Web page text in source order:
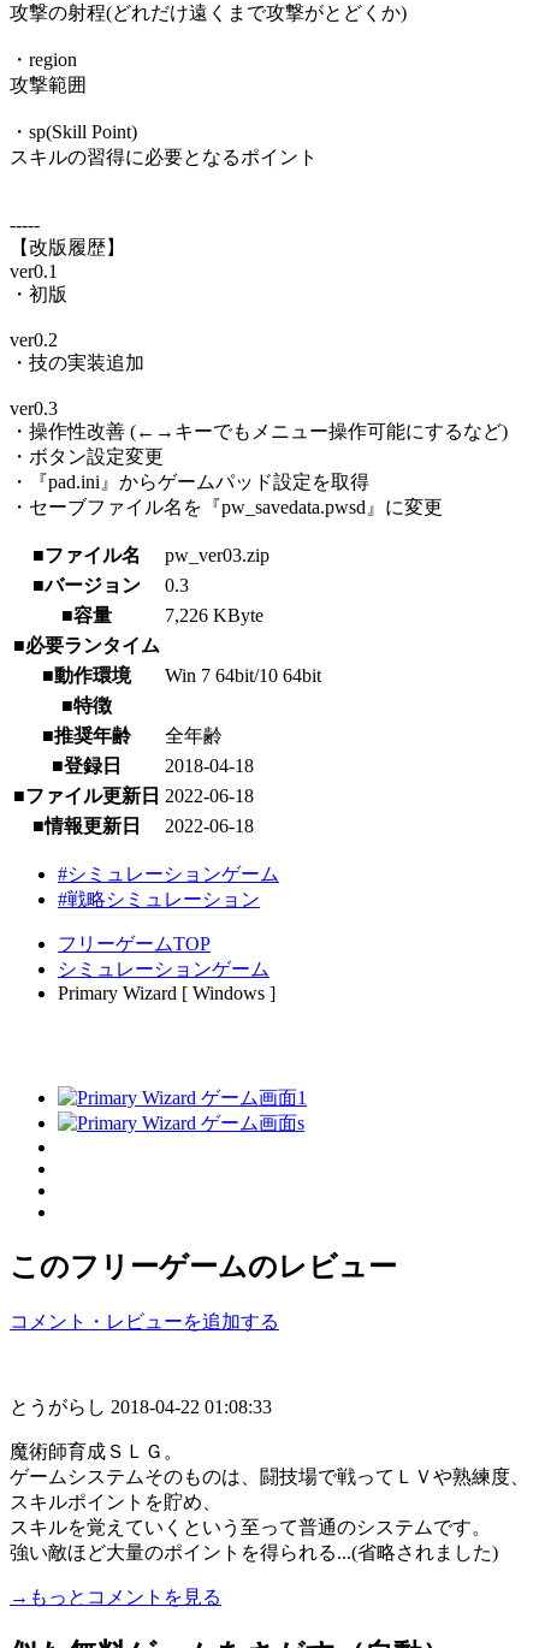
攻撃の射程(どれだけ遠くまで攻撃がとどくか)
・region
攻撃範囲
・sp(Skill Point)
スキルの習得に必要となるポイント
-----
【改版履歴】
ver0.1
・初版
ver0.2
・技の実装追加
ver0.3
・操作性改善 (←→キーでもメニュー操作可能にするなど)
・ボタン設定変更
・『pad.ini』からゲームパッド設定を取得
・セーブファイル名を『pw_savedata.pwsd』に変更
■ファイル名
pw_ver03.zip
■バージョン
0.3
■容量
7,226 KByte
■必要ランタイム
■動作環境
Win 7 64bit/10 64bit
■特徴
■推奨年齢
全年齢
■登録日
2018-04-18
■ファイル更新日 2022-06-18
■情報更新日
2022-06-18
#シミュレーションゲーム
#戦略シミュレーション
フリーゲームTOP
シミュレーションゲーム
Primary Wizard [ Windows ]
このフリーゲームのレビュー
コメント・レビューを追加する
とうがらし 2018-04-22 01:08:33
魔術師育成ＳＬＧ。
ゲームシステムそのものは、闘技場で戦ってＬＶや熟練度、
スキルポイントを貯め、
スキルを覚えていくという至って普通のシステムです。
強い敵ほど大量のポイントを得られる...(省略されました)
→もっとコメントを見る